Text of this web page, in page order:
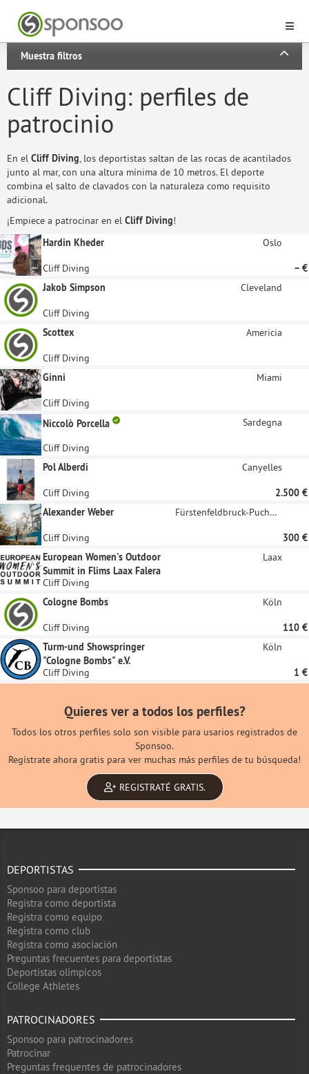
Muestra filtros
Cliff Diving: perfiles de
patrocinio
En el Cliff Diving, los deportistas saltan de las rocas de acantilados
junto al mar, con una altura mínima de 10 metros. El deporte
combina el salto de clavados con la naturaleza como requisito
adicional.
¡Empiece a patrocinar en el Cliff Diving!
Hardin Kheder
Oslo
Cliff Diving
– €
Jakob Simpson
Cleveland
Cliff Diving
Scottex
Americia
Cliff Diving
Ginni
Miami
Cliff Diving
Niccolò Porcella
Sardegna
Cliff Diving
Pol Alberdi
Canyelles
Cliff Diving
2.500 €
Alexander Weber
Fürstenfeldbruck-Puchheim, Oberbayern
Cliff Diving
300 €
European Women's Outdoor
Summit in Flims Laax Falera
Laax
Cliff Diving
Cologne Bombs
Köln
Cliff Diving
110 €
Turm-und Showspringer
"Cologne Bombs" e.V.
Köln
Cliff Diving 1 €
Quieres ver a todos los perfiles?
Todos los otros perfiles solo son visible para usarios registrados de
Sponsoo.
Regístrate ahora gratis para ver muchas más perfiles de tu búsqueda!
REGISTRATÉ GRATIS.
DEPORTISTAS
Sponsoo para deportistas
Registra como deportista
Registra como equipo
Registra como club
Registra como asociación
Preguntas frecuentes para deportistas
Deportistas olimpicos
College Athletes
PATROCINADORES
Sponsoo para patrocinadores
Patrocinar
Preguntas frequentes de patrocinadores